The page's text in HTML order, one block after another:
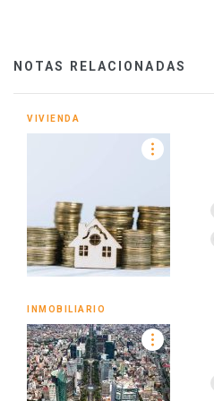
NOTAS RELACIONADAS
VIVIENDA
INMOBILIARIO